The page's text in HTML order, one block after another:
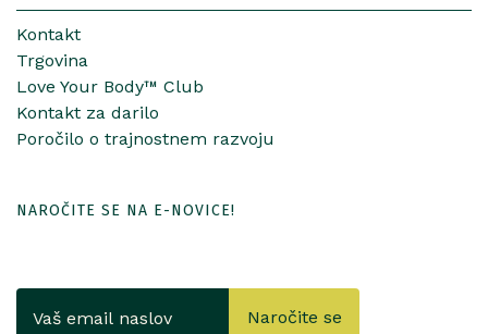
Kontakt
Trgovina
Love Your Body™ Club
Kontakt za darilo
Poročilo o trajnostnem razvoju
NAROČITE SE NA E-NOVICE!
Naročite se